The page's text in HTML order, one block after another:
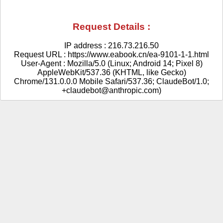
Request Details :
IP address : 216.73.216.50
Request URL : https://www.eabook.cn/ea-9101-1-1.html
User-Agent : Mozilla/5.0 (Linux; Android 14; Pixel 8)
AppleWebKit/537.36 (KHTML, like Gecko)
Chrome/131.0.0.0 Mobile Safari/537.36; ClaudeBot/1.0;
+claudebot@anthropic.com)